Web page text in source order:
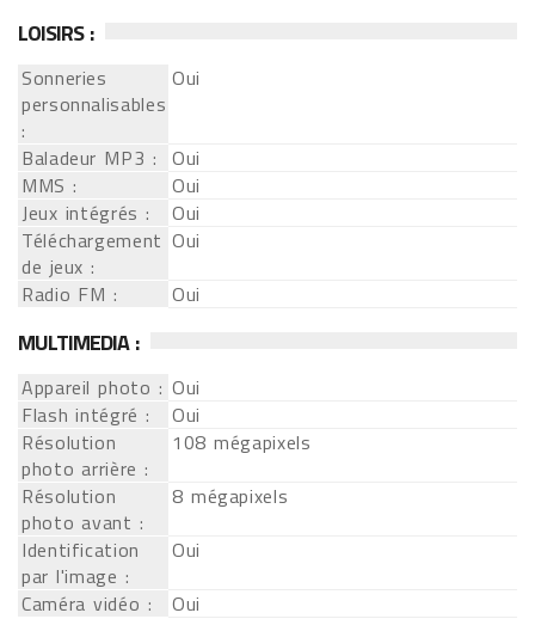
LOISIRS :
Sonneries
personnalisables
:
Oui
Baladeur MP3 : Oui
MMS :
Oui
Jeux intégrés :
Oui
Téléchargement
de jeux :
Oui
Radio FM :
Oui
MULTIMEDIA :
Appareil photo : Oui
Flash intégré :
Oui
Résolution
photo arrière :
108 mégapixels
Résolution
photo avant :
8 mégapixels
Identification
par l'image :
Oui
Caméra vidéo :
Oui